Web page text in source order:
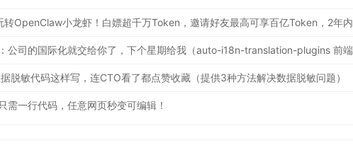
脱敏代码这样写，连CTO看了都点赞收藏（提供3种方法解决数据脱敏问题）
需一行代码，任意网页秒变可编辑！